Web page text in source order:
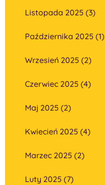
Listopada 2025 (3)
Października 2025 (1)
Wrzesień 2025 (2)
Czerwiec 2025 (4)
Maj 2025 (2)
Kwiecień 2025 (4)
Marzec 2025 (2)
Luty 2025 (7)